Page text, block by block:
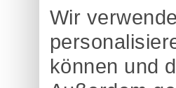
Wir
können und